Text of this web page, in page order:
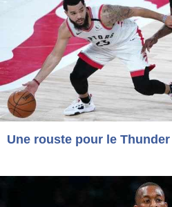
Une rouste pour le